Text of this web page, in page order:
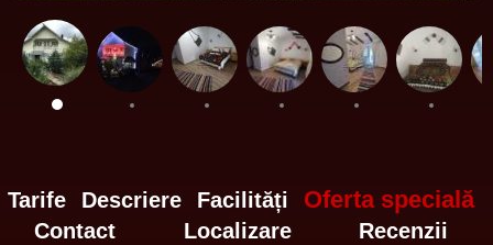
Tarife Descriere Facilități Oferta specială
Contact Localizare Recenzii